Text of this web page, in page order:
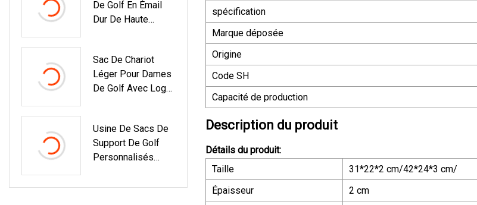
De Golf En Émail
Dur De Haute
Avec Votre Logo,
Accessoires De
Golf
Sac De Chariot
Léger Pour Dames
De Golf Avec Logo
Usine De Sacs De
Support De Golf
Personnalisés
Gros Fabricant De
spécification
Marque déposée
Origine
Code SH
Capacité de production
Description du produit
Détails du produit:
Taille
31*22*2 cm/42*24*3 cm/
Épaisseur
2 cm